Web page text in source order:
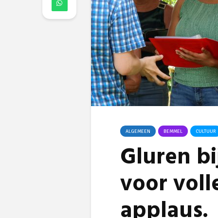
ALGEMEEN BEMMEL CULTUUR
Gluren
voor